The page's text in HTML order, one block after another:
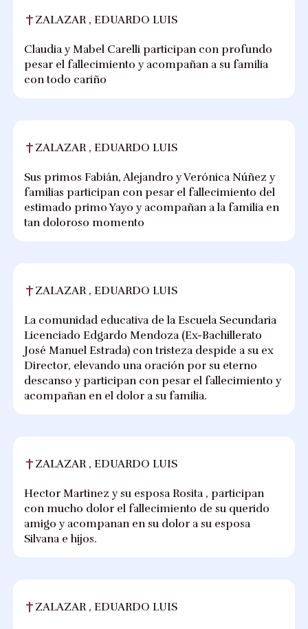
ZALAZAR , EDUARDO LUIS
Claudia y Mabel Carelli participan con profundo
pesar el fallecimiento y acompañan a su familia
con todo cariño
ZALAZAR , EDUARDO LUIS
Sus primos Fabián, Alejandro y Verónica Núñez y
familias participan con pesar el fallecimiento del
estimado primo Yayo y acompañan a la familia en
tan doloroso momento
ZALAZAR , EDUARDO LUIS
La comunidad educativa de la Escuela Secundaria
Licenciado Edgardo Mendoza (Ex-Bachillerato
José Manuel Estrada) con tristeza despide a su ex
Director, elevando una oración por su eterno
descanso y participan con pesar el fallecimiento y
acompañan en el dolor a su familia.
ZALAZAR , EDUARDO LUIS
Hector Martinez y su esposa Rosita , participan
con mucho dolor el fallecimiento de su querido
amigo y acompanan en su dolor a su esposa
Silvana e hijos.
ZALAZAR , EDUARDO LUIS